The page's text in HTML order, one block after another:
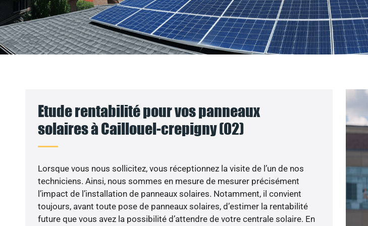
Etude rentabilité pour vos panneaux
solaires à Caillouel-crepigny (02)
Lorsque vous nous sollicitez, vous réceptionnez la visite de l’un de nos
techniciens. Ainsi, nous sommes en mesure de mesurer précisément
l’impact de l’installation de panneaux solaires. Notamment, il convient
toujours, avant toute pose de panneaux solaires, d’estimer la rentabilité
future que vous avez la possibilité d’attendre de votre centrale solaire. En